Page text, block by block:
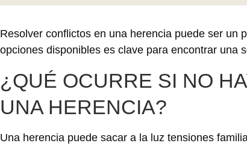
Resolver conflictos en una herencia puede ser un
opciones disponibles es clave para encontrar una
¿QUÉ OCURRE SI NO
UNA HERENCIA?
Una herencia puede sacar a la luz tensiones